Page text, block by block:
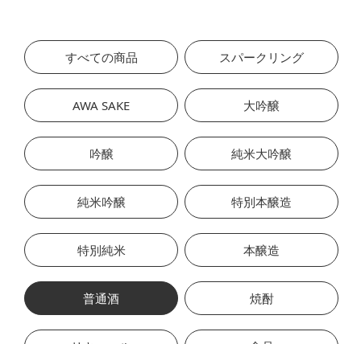
すべての商品 スパークリング
AWA SAKE 大吟醸
吟醸 純米大吟醸
純米吟醸 特別本醸造
特別純米 本醸造
普通酒 焼酎